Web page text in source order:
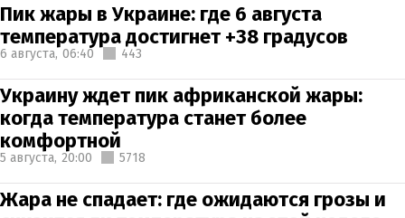
Пик жары в Украине: где 6 августа
температура достигнет +38 градусов
6 августа, 06:40 443
Украину ждет пик африканской жары:
когда температура станет более
комфортной
5 августа, 20:00 5718
Жара не спадает: где ожидаются грозы и